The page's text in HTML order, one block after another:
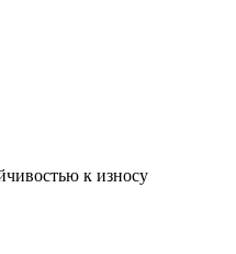
к износу